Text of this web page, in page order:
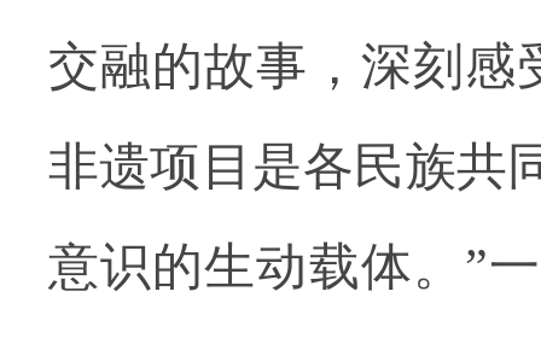
交融的故事，深刻感
非遗项目是各民族共
意识的生动载体。”